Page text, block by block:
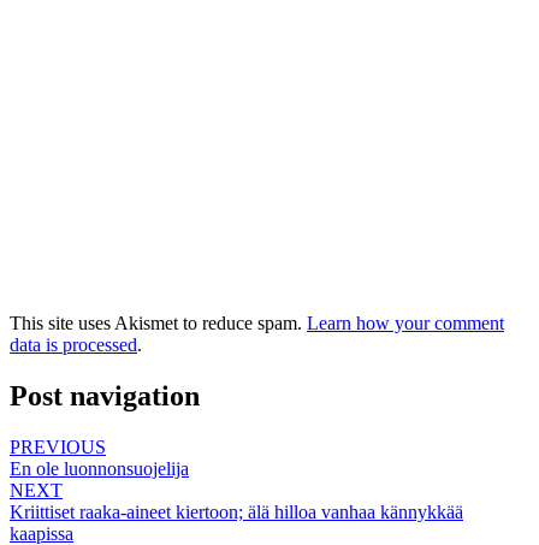
This site uses Akismet to reduce spam. Learn how your comment
data is processed.
Post navigation
PREVIOUS
En ole luonnonsuojelija
NEXT
Kriittiset raaka-aineet kiertoon; älä hilloa vanhaa kännykkää
kaapissa